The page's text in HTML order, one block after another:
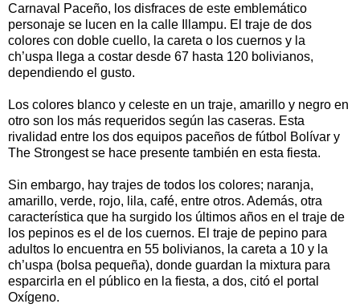
Carnaval Paceño, los disfraces de este emblemático
personaje se lucen en la calle Illampu. El traje de dos
colores con doble cuello, la careta o los cuernos y la
ch’uspa llega a costar desde 67 hasta 120 bolivianos,
dependiendo el gusto.
Los colores blanco y celeste en un traje, amarillo y negro en
otro son los más requeridos según las caseras. Esta
rivalidad entre los dos equipos paceños de fútbol Bolívar y
The Strongest se hace presente también en esta fiesta.
Sin embargo, hay trajes de todos los colores; naranja,
amarillo, verde, rojo, lila, café, entre otros. Además, otra
característica que ha surgido los últimos años en el traje de
los pepinos es el de los cuernos. El traje de pepino para
adultos lo encuentra en 55 bolivianos, la careta a 10 y la
ch’uspa (bolsa pequeña), donde guardan la mixtura para
esparcirla en el público en la fiesta, a dos, citó el portal
Oxígeno.